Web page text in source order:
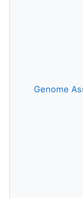
Genome